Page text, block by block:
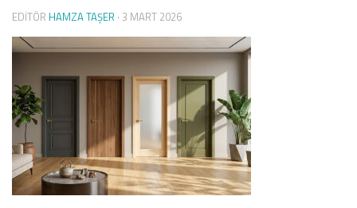
EDITÖR HAMZA TAŞER · 3 MART 2026